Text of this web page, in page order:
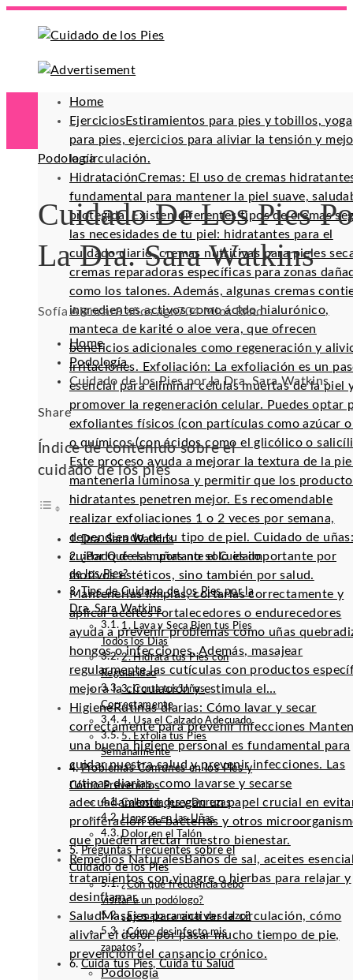
Home
EjerciciosEstiramientos para pies y tobillos, yoga
para pies, ejercicios para aliviar la tensión y
la circulación.
HidrataciónCremas: El uso de cremas
fundamental para mantener la piel suave,
protegida. Existen diferentes tipos de cremas
las necesidades de tu piel: hidratantes para el
cuidado diario, cremas nutritivas para pieles
cremas reparadoras específicas para zonas
como los talones. Además, algunas cremas
ingredientes activos como ácido hialurónico,
manteca de karité o aloe vera, que ofrecen
beneficios adicionales como regeneración y
irritaciones. Exfoliación: La exfoliación es un
esencial para eliminar células muertas de la piel
promover la regeneración celular. Puedes optar
exfoliantes físicos (con partículas como azúcar o
o químicos (con ácidos como el glicólico o
Este proceso ayuda a mejorar la textura de la
mantenerla luminosa y permitir que los
hidratantes penetren mejor. Es recomendable
realizar exfoliaciones 1 o 2 veces por semana,
dependiendo de tu tipo de piel. Cuidado de
cuidado de las uñas no solo es importante por
motivos estéticos, sino también por salud.
Mantenerlas limpias, cortarlas correctamente y
aplicar aceites fortalecedores o endurecedores
ayuda a prevenir problemas como uñas
hongos o infecciones. Además, masajear
regularmente las cutículas con productos
mejora la circulación y estimula el…
HigieneRutinas diarias: Cómo lavar y secar
correctamente para prevenir infecciones
una buena higiene personal es fundamental para
cuidar nuestra salud y prevenir infecciones. Las
rutinas diarias, como lavarse y secarse
adecuadamente, juegan un papel crucial en
proliferación de bacterias y otros
que pueden afectar nuestro bienestar.
Remedios NaturalesBaños de sal, aceites
tratamientos con vinagre o hierbas para relajar y
desinflamar.
SaludMasajes para activar la circulación, cómo
aliviar el dolor por pasar mucho tiempo de pie,
prevención del cansancio crónico.
Podología
Podología
Cuidado De Los Pies
La Dra. Sara Watkins
Sofía Alencar8 años ago704 Mins Read
Home
Podología
Cuidado de los Pies por la Dra. Sara Watkins
Facebook
Twitter
LinkedIn
Pinterest
Stumbleupon
Email
Share
Índice de contenido sobre el
cuidado de los pies
Dra. Sara Watkins
¿Por Qué es Importante el Cuidado
de los Pies?
Tips de Cuidado de los Pies por la
Dra. Sara Watkins
1. Lava y Seca Bien tus Pies
Todos los Días
2. Hidrata tus Pies con
Regularidad
3. Corta tus Uñas
Correctamente
4. Usa el Calzado Adecuado
5. Exfolia tus Pies
Semanalmente
Problemas Comunes en los Pies y
Cómo Prevenirlos
Callosidades y Durezas
Hongos en las Uñas
Dolor en el Talón
Preguntas Frecuentes sobre el
Cuidado de los Pies
¿Con qué frecuencia debo
visitar a un podólogo?
¿Es malo caminar descalzo?
¿Cómo desinfecto mis
zapatos?
Cuida tus Pies, Cuida tu Salud